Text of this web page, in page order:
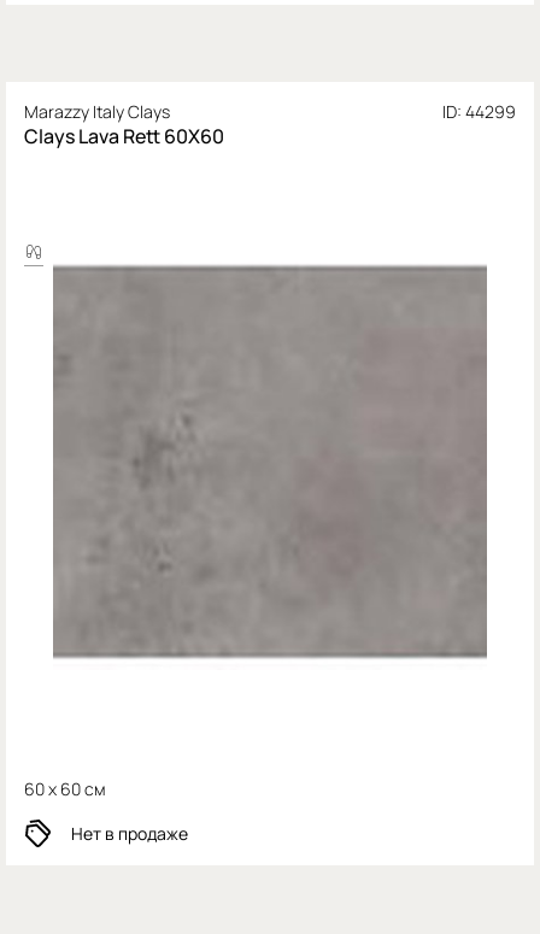
Marazzy Italy Clays ID: 44299
Clays Lava Rett 60X60
60 x 60 см
Нет в продаже